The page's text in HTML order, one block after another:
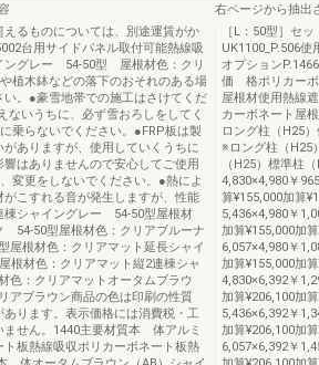
るものについては、別途運賃がか
台用サイドパネル取付可能熱線吸
ングレー 54-50型 屋根材色：クリ
植木鉢などの落下のおそれのある場
い。●豪雪地帯での施工はさけてくだ
いうちに、必ず雪おろしをしてく
乗らないでください。●FRP板は製
ありますが、使用していくうちに
はありませんので安心してご使用
変更をしないでください。●熱によ
こすれる音が発生しますが、性能
棟シャイングレー 54-50型屋根材
54-50型屋根材色：クリアブルーナ
根材色：クリアマット延長シャイ
根材色：クリアマット縦2連棟シャ
色：クリアマットオータムブラウ
アブラウン商品の色は印刷の性質
ります。表示価格には消費税・工
ません。1440主要材質本 体アルミ
板熱線吸収ポリカーボネート板熱
右ページから抽出
［L：50型］セ
UK1100_P.506
オプション
価 格ポリカーボ
屋根材使用熱線
カーボネート屋
ロング柱（H25
※ロング柱（H25
（H25）標準柱
4,830×4,980￥
算¥155,000加算
5,436×4,980￥
加算¥155,000加
6,057×4,980￥
加算¥155,000加
4,830×6,392￥
加算¥206,100加
5,436×6,392￥
加算¥206,100加
6,057×6,392￥